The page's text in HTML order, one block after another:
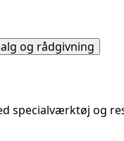
og rådgivning
og